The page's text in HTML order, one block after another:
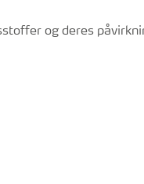
og deres